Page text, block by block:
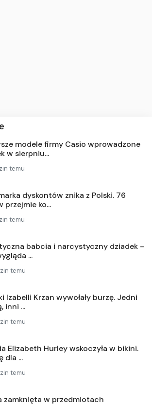
modele firmy Casio wprowadzone
w sierpniu...
temu
dyskontów znika z Polski. 76
przejmie ko...
temu
babcia i narcystyczny dziadek –
...
temu
Izabelli Krzan wywołały burzę. Jedni
inni ...
temu
Elizabeth Hurley wskoczyła w bikini.
dla ...
temu
zamknięta w przedmiotach